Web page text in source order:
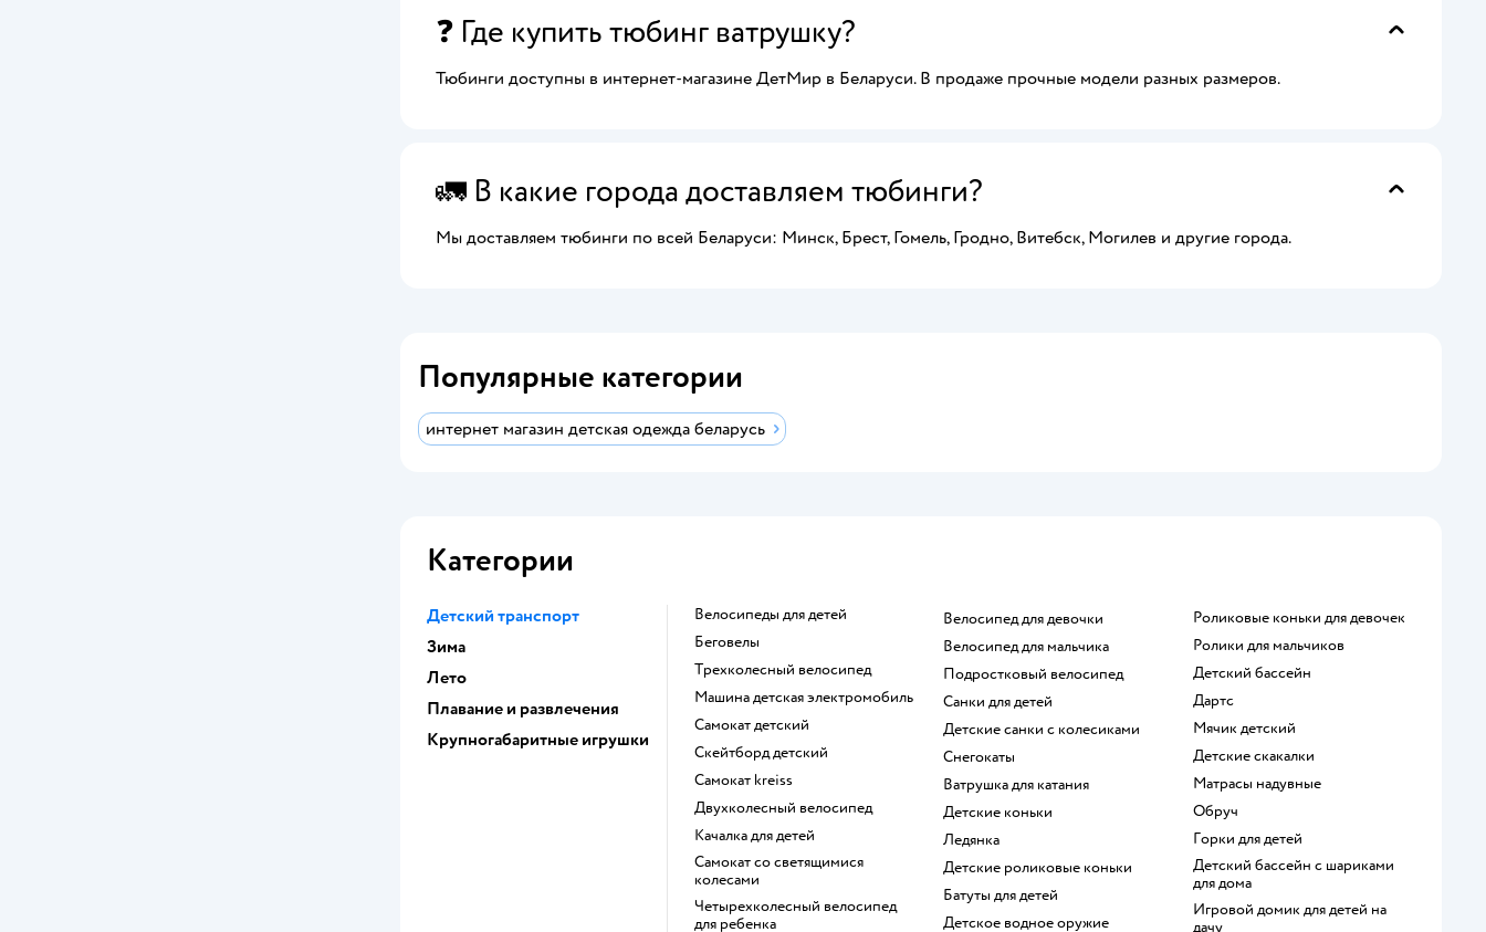
❓ Где купить тюбинг ватрушку?
Тюбинги доступны в интернет-магазине ДетМир в Беларуси. В продаже прочные модели разных размеров.
🚛 В какие города доставляем тюбинги?
Мы доставляем тюбинги по всей Беларуси: Минск, Брест, Гомель, Гродно, Витебск, Могилев и другие города.
Популярные категории
интернет магазин детская одежда беларусь
Категории
Детский транспорт
Зима
Лето
Плавание и развлечения
Крупногабаритные игрушки
Велосипеды для детей
Беговелы
Трехколесный велосипед
Машина детская электромобиль
Самокат детский
Скейтборд детский
Самокат kreiss
Двухколесный велосипед
Качалка для детей
Самокат со светящимися
колесами
Четырехколесный велосипед
для ребенка
Велосипед для девочки
Велосипед для мальчика
Подростковый велосипед
Санки для детей
Детские санки с колесиками
Снегокаты
Ватрушка для катания
Детские коньки
Ледянка
Детские роликовые коньки
Батуты для детей
Детское водное оружие
Роликовые коньки для девочек
Ролики для мальчиков
Детский бассейн
Дартс
Мячик детский
Детские скакалки
Матрасы надувные
Обруч
Горки для детей
Детский бассейн с шариками
для дома
Игровой домик для детей на
дачу